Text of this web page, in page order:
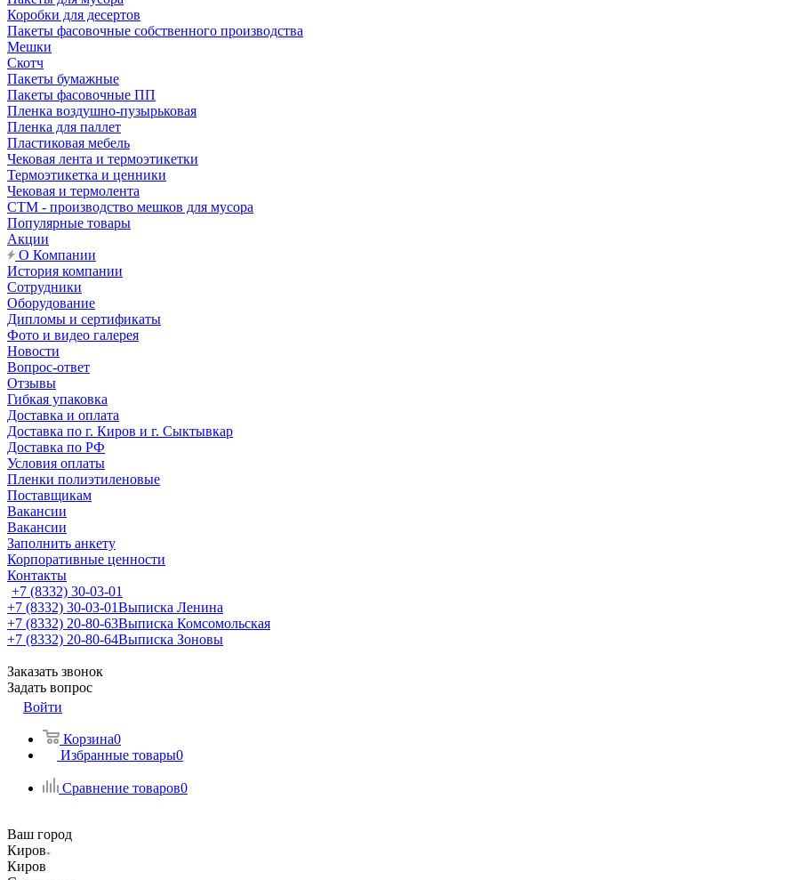
Коробки для десертов
Пакеты фасовочные собственного производства
Мешки
Скотч
Пакеты бумажные
Пакеты фасовочные ПП
Пленка воздушно-пузырьковая
Пленка для паллет
Пластиковая мебель
Чековая лента и термоэтикетки
Термоэтикетка и ценники
Чековая и термолента
СТМ - производство мешков для мусора
Популярные товары
Акции
О Компании
История компании
Сотрудники
Оборудование
Дипломы и сертификаты
Фото и видео галерея
Новости
Вопрос-ответ
Отзывы
Гибкая упаковка
Доставка и оплата
Доставка по г. Киров и г. Сыктывкар
Доставка по РФ
Условия оплаты
Пленки полиэтиленовые
Поставщикам
Вакансии
Вакансии
Заполнить анкету
Корпоративные ценности
Контакты
+7 (8332) 30-03-01
+7 (8332) 30-03-01Выписка Ленина
+7 (8332) 20-80-63Выписка Комсомольская
+7 (8332) 20-80-64Выписка Зоновы
Заказать звонок
Задать вопрос
Войти
Корзина0
Избранные товары0
Сравнение товаров0
Ваш город
Киров
Киров